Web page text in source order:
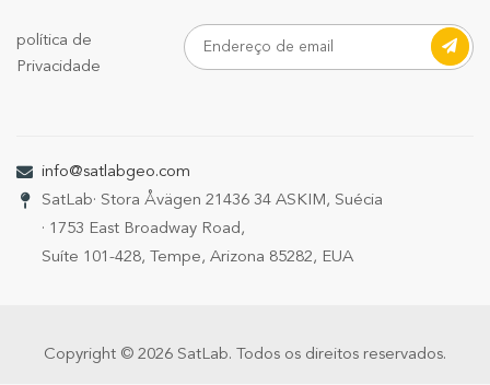
SatLab· Stora Åvägen 21 436 34 ASKIM, Suécia
· 1753 East Broadway Road,
Suíte 101-428, Tempe, Arizona 85282, EUA
info@satlabgeo.com
política de
Privacidade
Copyright © 2026 SatLab. Todos os direitos reservados.